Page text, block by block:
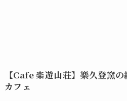
【Cafe 楽遊山荘】樂久登窯
カフェ